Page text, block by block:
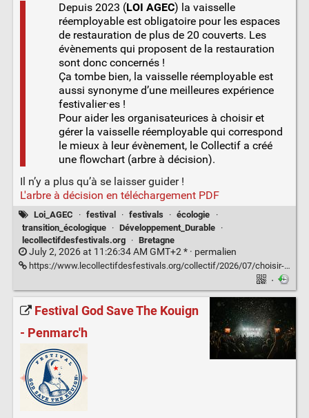
Depuis 2023 (LOI AGEC) la vaisselle
réemployable est obligatoire pour les espaces
de restauration de plus de 20 couverts. Les
évènements qui proposent de la restauration
sont donc concernés !
Ça tombe bien, la vaisselle réemployable est
aussi synonyme d’une meilleures expérience
festivalier·es !
Pour aider les organisateurices à choisir et
gérer la vaisselle réemployable qui correspond
le mieux à leur évènement, le Collectif a créé
une flowchart (arbre à décision).
Il n’y a plus qu’à se laisser guider !
L'arbre à décision en téléchargement PDF
Loi_AGEC · festival · festivals · écologie
·
transition_écologique
· Développement_Durable
·
lecollectifdesfestivals.org
· Bretagne
July 2, 2026 at 11:26:34 AM GMT+2 * · permalien
https://www.lecollectifdesfestivals.org/collectif/2026/07/choisir-et-gerer-la-vaisselle-reemployable-de-son-evenement/
·
Festival God Save The Kouign
- Penmarc'h